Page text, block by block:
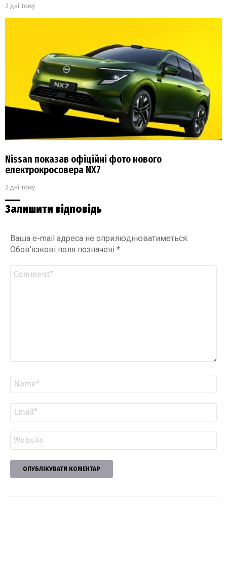
2 дні тому
Nissan показав офіційні фото нового
електрокросовера NX7
2 дні тому
Залишити відповідь
Ваша e-mail адреса не оприлюднюватиметься.
Обов’язкові поля позначені *